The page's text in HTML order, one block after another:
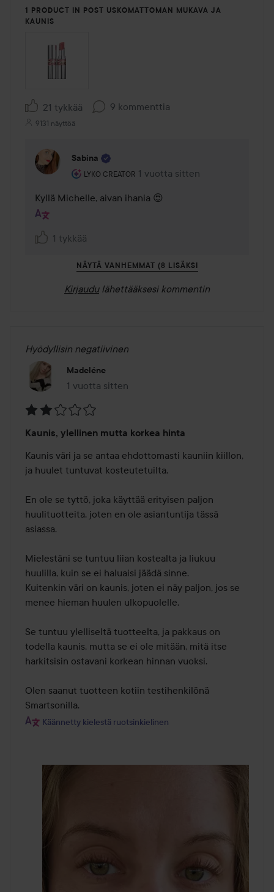
1 PRODUCT IN POST USKOMATTOMAN MUKAVA JA
KAUNIS
21 tykkää 9 kommenttia
9131 näyttöä
Sabina
LYKO CREATOR
Käyttäjän rooli: Lyko Creator.
1 vuotta sitten
Kommentti lisättiin 1 vuotta
Kyllä Michelle, aivan ihania 😍
1 tykkää
NÄYTÄ VANHEMMAT (8 LISÄKSI
Kirjaudu lähettääksesi kommentin
Hyödyllisin negatiivinen
Madeléne
1 vuotta sitten
Viesti luotiin 1 vuotta sitten
2
/
5
Kaunis, ylellinen mutta korkea hinta
Kaunis väri ja se antaa ehdottomasti kauniin kiillon,
ja huulet tuntuvat kosteutetuilta.
En ole se tyttö, joka käyttää erityisen paljon
huulituotteita, joten en ole asiantuntija tässä
asiassa.
Mielestäni se tuntuu liian kostealta ja liukuu
huulilla, kuin se ei haluaisi jäädä sinne.
Kuitenkin väri on kaunis, joten ei näy paljon, jos se
menee hieman huulen ulkopuolelle.
Se tuntuu ylelliseltä tuotteelta, ja pakkaus on
todella kaunis, mutta se ei ole mitään, mitä itse
harkitsisin ostavani korkean hinnan vuoksi.
Olen saanut tuotteen kotiin testihenkilönä
Smartsonilla.
Käännetty kielestä ruotsinkielinen